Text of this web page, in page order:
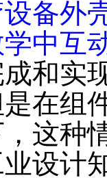
备外
中互
和实
在组
这种
设计